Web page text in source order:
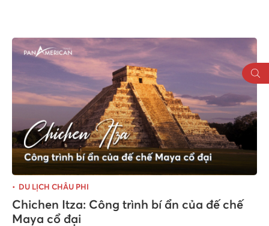
DU LỊCH CHÂU PHI
Chichen Itza: Công trình bí ẩn của đế chế
Maya cổ đại